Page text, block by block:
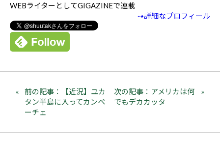
WEBライターとしてGIGAZINEで連載
⇢詳細なプロフィール
前の記事：【近況】ユカ
タン半島に入ってカンペ
ーチェ
次の記事：アメリカは何
でもデカカッタ